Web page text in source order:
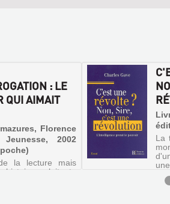
La
: LE
QUI AIMAIT
Florence
2002
la lecture mais
histoire palpitante
alias Point
est mis à rude